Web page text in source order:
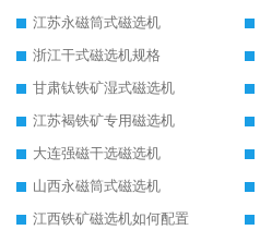
江苏永磁筒式磁选机
浙江干式磁选机规格
甘肃钛铁矿湿式磁选机
江苏褐铁矿专用磁选机
大连强磁干选磁选机
山西永磁筒式磁选机
江西铁矿磁选机如何配置